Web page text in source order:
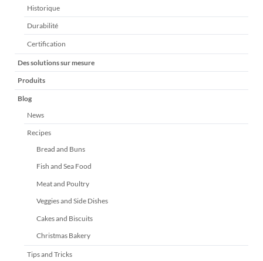
Historique
Durabilité
Certification
Des solutions sur mesure
Produits
Blog
News
Recipes
Bread and Buns
Fish and Sea Food
Meat and Poultry
Veggies and Side Dishes
Cakes and Biscuits
Christmas Bakery
Tips and Tricks